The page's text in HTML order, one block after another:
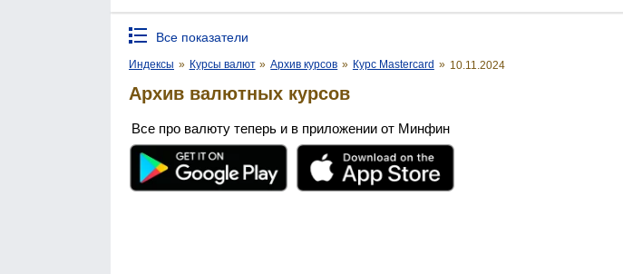
Все показатели
Индексы » Курсы валют » Архив курсов » Курс Mastercard » 10.11.2024
Архив валютных курсов
Все про валюту теперь и в приложении от Минфин